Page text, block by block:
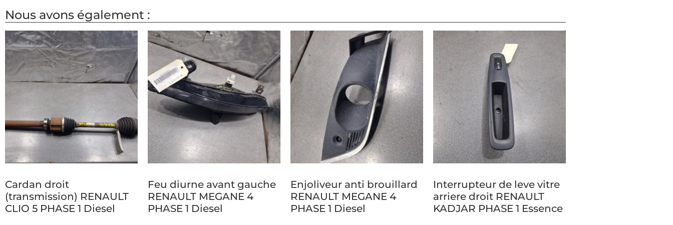
Nous avons également :
Cardan droit
(transmission) RENAULT
CLIO 5 PHASE 1 Diesel
Feu diurne avant gauche
RENAULT MEGANE 4
PHASE 1 Diesel
Enjoliveur anti brouillard
RENAULT MEGANE 4
PHASE 1 Diesel
Interrupteur de leve vitre
arriere droit RENAULT
KADJAR PHASE 1 Essence